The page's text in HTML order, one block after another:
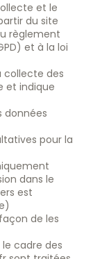
et le
du site
règlement
et à la loi
collecte des
et indique
données
pour la
dans le
est
de les
cadre des